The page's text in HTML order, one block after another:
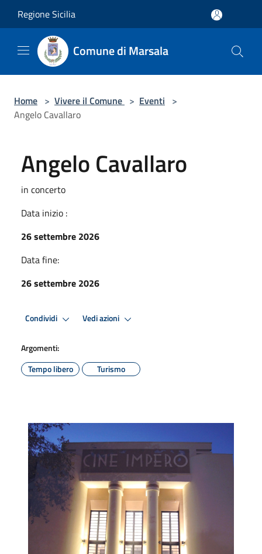
Regione Sicilia
Comune di Marsala
Home > Vivere il Comune > Eventi >
Angelo Cavallaro
Angelo Cavallaro
in concerto
Data inizio :
26 settembre 2026
Data fine:
26 settembre 2026
Condividi Vedi azioni
Argomenti:
Tempo libero
Turismo